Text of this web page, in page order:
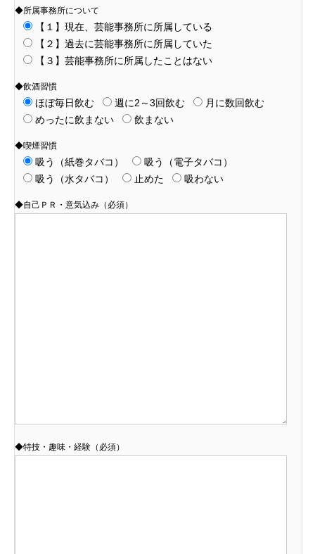
◆所属事務所について
【１】現在、芸能事務所に所属している
【２】過去に芸能事務所に所属していた
【３】芸能事務所に所属したことはない
◆飲酒習慣
ほぼ毎日飲む 週に2～3回飲む
月に数回飲む
めったに飲まない
飲まない
◆喫煙習慣
吸う（紙巻タバコ）
吸う（電子タバコ）
吸う（水タバコ）
止めた 吸わない
◆自己ＰＲ・意気込み（必須）
◆特技・趣味・経験（必須）